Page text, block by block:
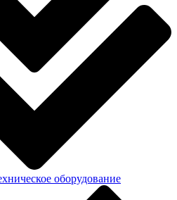
оборудование